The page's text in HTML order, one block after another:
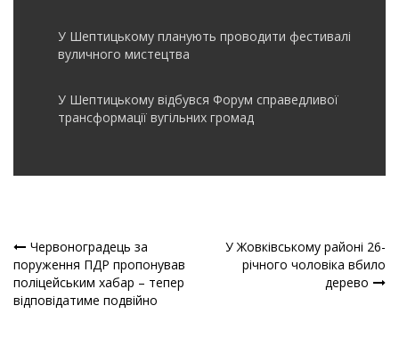
У Шептицькому планують проводити фестивалі
вуличного мистецтва
У Шептицькому відбувся Форум справедливої
трансформації вугільних громад
Навігація
записів
Червоноградець за
поруження ПДР пропонував
поліцейським хабар – тепер
відповідатиме подвійно
У Жовківському районі 26-
річного чоловіка вбило
дерево